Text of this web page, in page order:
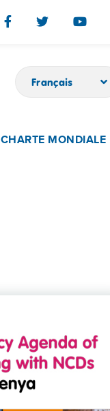
Français
CHARTE MONDIALE